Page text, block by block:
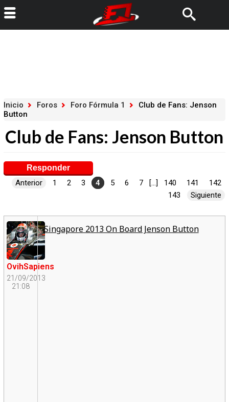
Inicio Foros Foro Fórmula 1
Club de Fans: Jenson
Button
Club de Fans: Jenson Button
Responder
Anterior 1 2 3 4 5 6 7 [...] 140 141
142
143
Siguiente
OvihSapiens
21/09/2013
21:08
Singapore 2013 On Board Jenson Button